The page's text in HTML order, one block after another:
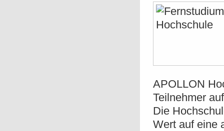
APOLLON
Teilnehmer
Die
Wert auf eine